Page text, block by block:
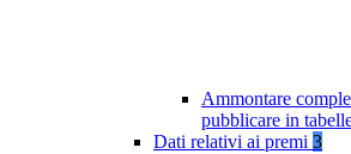
Ammontare
pubblicare in
Dati relativi ai premi 3